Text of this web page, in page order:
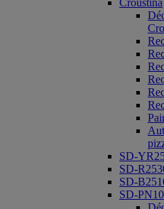
Croustina
SD-
SD-
SD-
SD-